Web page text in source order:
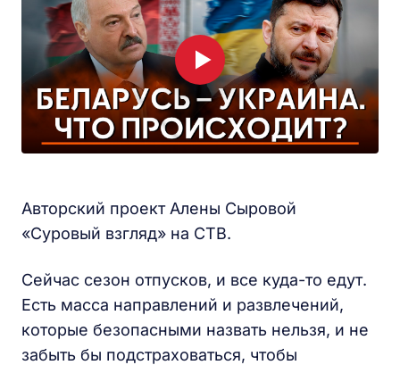
Авторский проект Алены Сыровой
«Суровый взгляд» на СТВ.
Сейчас сезон отпусков, и все куда-то едут.
Есть масса направлений и развлечений,
которые безопасными назвать нельзя, и не
забыть бы подстраховаться, чтобы